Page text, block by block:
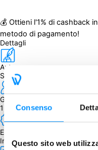
Consenso
Questo sito web
💰 Ottieni l'1% di cashback
metodo di pagamento!
Dettagli
Autore
Sherwin Matthews
Giocatori
1 - 4
Edizione
Inglese